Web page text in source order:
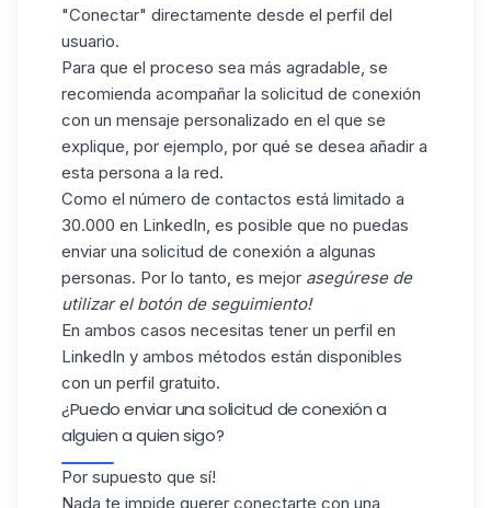
"Conectar" directamente desde el perfil del
usuario.
Para que el proceso sea más agradable, se
recomienda acompañar la solicitud de conexión
con un mensaje personalizado en el que se
explique, por ejemplo, por qué se desea añadir a
esta persona a la red.
Como el número de contactos está limitado a
30.000 en LinkedIn, es posible que no puedas
enviar una solicitud de conexión a algunas
personas. Por lo tanto, es mejor asegúrese de
utilizar el botón de seguimiento!
En ambos casos necesitas tener un perfil en
LinkedIn y ambos métodos están disponibles
con un perfil gratuito.
¿Puedo enviar una solicitud de conexión a
alguien a quien sigo?
Por supuesto que sí!
Nada te impide querer conectarte con una